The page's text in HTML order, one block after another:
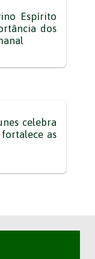
Espírito
dos
celebra
as